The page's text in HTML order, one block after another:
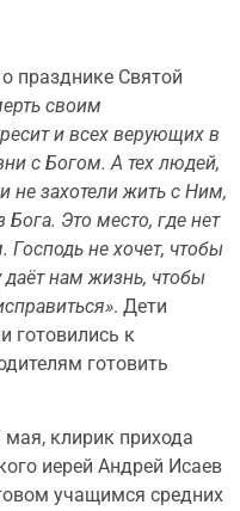
празднике Святой
своим
и всех верующих в
с Богом. А тех людей,
не захотели жить с Ним,
Это место, где нет
не хочет, чтобы
нам жизнь, чтобы
. Дети
готовились к
готовить
клирик прихода
иерей Андрей Исаев
учащимся средних